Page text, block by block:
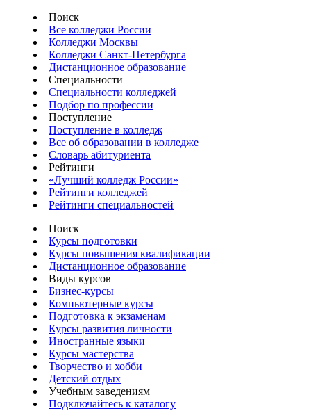
Поиск
Все колледжи России
Колледжи Москвы
Колледжи Санкт-Петербурга
Дистанционное образование
Специальности
Специальности колледжей
Подбор по профессии
Поступление
Поступление в колледж
Все об образовании в колледже
Словарь абитуриента
Рейтинги
«Лучший колледж России»
Рейтинги колледжей
Рейтинги специальностей
Поиск
Курсы подготовки
Курсы повышения квалификации
Дистанционное образование
Виды курсов
Бизнес-курсы
Компьютерные курсы
Подготовка к экзаменам
Курсы развития личности
Иностранные языки
Курсы мастерства
Творчество и хобби
Детский отдых
Учебным заведениям
Подключайтесь к каталогу